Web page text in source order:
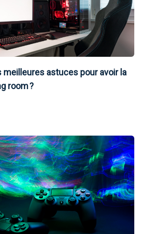
meilleures astuces pour avoir la
room ?